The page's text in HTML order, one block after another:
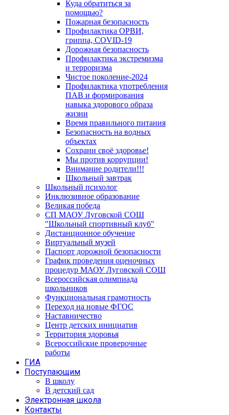
Куда обратиться за
помощью?
Пожарная безопасность
Профилактика ОРВИ,
гриппа, COVID-19
Дорожная безопасность
Профилактика экстремизма
и терроризма
Чистое поколение-2024
Профилактика употребления
ПАВ и формирования
навыка здорового образа
жизни
Время правильного питания
Безопасность на водных
объектах
Сохрани своё здоровье!
Мы против коррупции!
Внимание родители!!!
Школьный завтрак
Школьный психолог
Инклюзивное образование
Великая победа
СП МАОУ Луговской СОШ
"Школьный спортивный клуб"
Дистанционное обучение
Виртуальный музей
Паспорт дорожной безопасности
График проведения оценочных
процедур МАОУ Луговской СОШ
Всероссийская олимпиада
школьников
Функциональная грамотность
Переход на новые ФГОС
Наставничество
Центр детских инициатив
Территория здоровья
Всероссийские проверочные
работы
ГИА
Поступающим
В школу
В детский сад
Электронная школа
Контакты